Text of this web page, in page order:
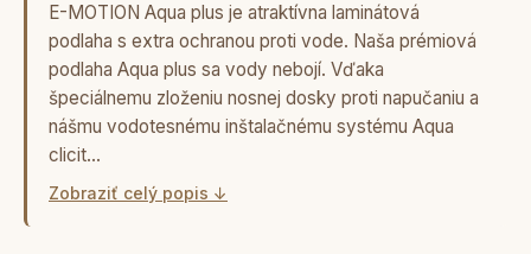
E-MOTION Aqua plus je atraktívna laminátová
podlaha s extra ochranou proti vode. Naša prémiová
podlaha Aqua plus sa vody nebojí. Vďaka
špeciálnemu zloženiu nosnej dosky proti napučaniu a
nášmu vodotesnému inštalačnému systému Aqua
clicit…
Zobraziť celý popis ↓